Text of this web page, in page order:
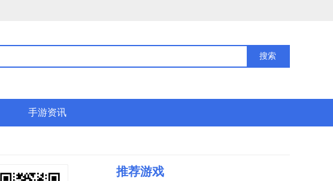
手游资讯
推荐游戏